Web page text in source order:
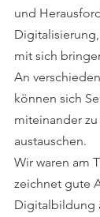
und
mit sich
An
können sich
miteinander
austauschen.
Wir waren am
zeichnet gute
Digitalbildung